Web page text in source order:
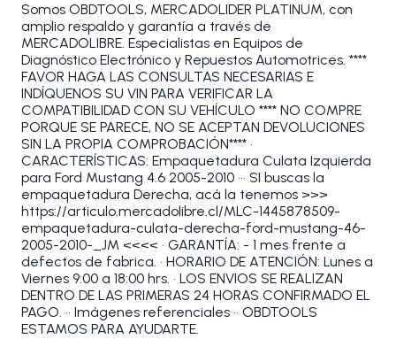
Somos OBDTOOLS, MERCADOLIDER PLATINUM, con
amplio respaldo y garantía a través de
MERCADOLIBRE. Especialistas en Equipos de
Diagnóstico Electrónico y Repuestos Automotrices. ****
FAVOR HAGA LAS CONSULTAS NECESARIAS E
INDÍQUENOS SU VIN PARA VERIFICAR LA
COMPATIBILIDAD CON SU VEHÍCULO **** NO COMPRE
PORQUE SE PARECE, NO SE ACEPTAN DEVOLUCIONES
SIN LA PROPIA COMPROBACIÓN**** •
CARACTERÍSTICAS: Empaquetadura Culata Izquierda
para Ford Mustang 4.6 2005-2010 ••• SI buscas la
empaquetadura Derecha, acá la tenemos >>>
https://articulo.mercadolibre.cl/MLC-1445878509-
empaquetadura-culata-derecha-ford-mustang-46-
2005-2010-_JM <<<< • GARANTÍA: - 1 mes frente a
defectos de fabrica. • HORARIO DE ATENCIÓN: Lunes a
Viernes 9:00 a 18:00 hrs. • LOS ENVIOS SE REALIZAN
DENTRO DE LAS PRIMERAS 24 HORAS CONFIRMADO EL
PAGO. •• Imágenes referenciales •• OBDTOOLS
ESTAMOS PARA AYUDARTE.